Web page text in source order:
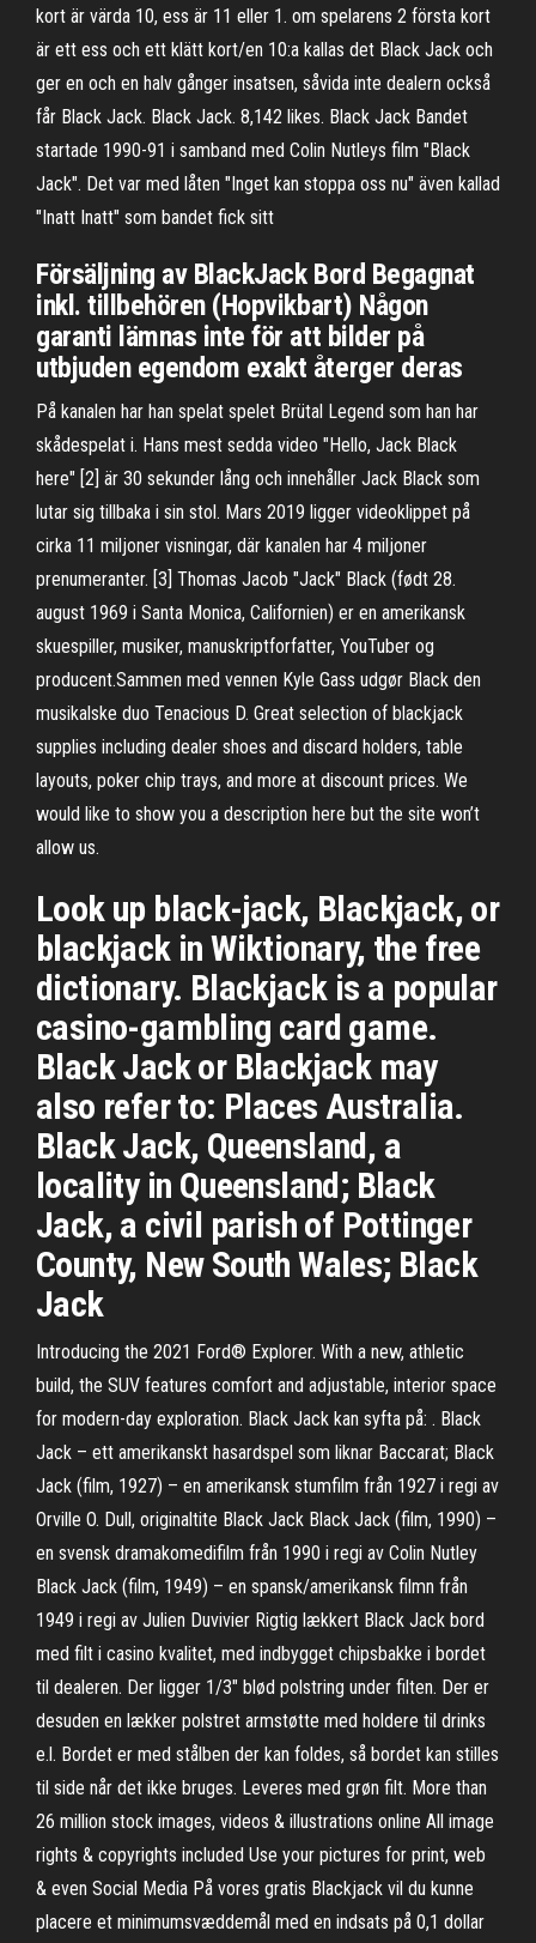
kort är värda 10, ess är 11 eller 1. om spelarens 2 första kort
är ett ess och ett klätt kort/en 10:a kallas det Black Jack och
ger en och en halv gånger insatsen, såvida inte dealern också
får Black Jack. Black Jack. 8,142 likes. Black Jack Bandet
startade 1990-91 i samband med Colin Nutleys film "Black
Jack". Det var med låten "Inget kan stoppa oss nu" även kallad
"Inatt Inatt" som bandet fick sitt
Försäljning av BlackJack Bord Begagnat
inkl. tillbehören (Hopvikbart) Någon
garanti lämnas inte för att bilder på
utbjuden egendom exakt återger deras
På kanalen har han spelat spelet Brütal Legend som han har
skådespelat i. Hans mest sedda video "Hello, Jack Black
here" [2] är 30 sekunder lång och innehåller Jack Black som
lutar sig tillbaka i sin stol. Mars 2019 ligger videoklippet på
cirka 11 miljoner visningar, där kanalen har 4 miljoner
prenumeranter. [3] Thomas Jacob "Jack" Black (født 28.
august 1969 i Santa Monica, Californien) er en amerikansk
skuespiller, musiker, manuskriptforfatter, YouTuber og
producent.Sammen med vennen Kyle Gass udgør Black den
musikalske duo Tenacious D. Great selection of blackjack
supplies including dealer shoes and discard holders, table
layouts, poker chip trays, and more at discount prices. We
would like to show you a description here but the site won’t
allow us.
Look up black-jack, Blackjack, or
blackjack in Wiktionary, the free
dictionary. Blackjack is a popular
casino-gambling card game.
Black Jack or Blackjack may
also refer to: Places Australia.
Black Jack, Queensland, a
locality in Queensland; Black
Jack, a civil parish of Pottinger
County, New South Wales; Black
Jack
Introducing the 2021 Ford® Explorer. With a new, athletic
build, the SUV features comfort and adjustable, interior space
for modern-day exploration. Black Jack kan syfta på: . Black
Jack – ett amerikanskt hasardspel som liknar Baccarat; Black
Jack (film, 1927) – en amerikansk stumfilm från 1927 i regi av
Orville O. Dull, originaltite Black Jack Black Jack (film, 1990) –
en svensk dramakomedifilm från 1990 i regi av Colin Nutley
Black Jack (film, 1949) – en spansk/amerikansk filmn från
1949 i regi av Julien Duvivier Rigtig lækkert Black Jack bord
med filt i casino kvalitet, med indbygget chipsbakke i bordet
til dealeren. Der ligger 1/3" blød polstring under filten. Der er
desuden en lækker polstret armstøtte med holdere til drinks
e.l. Bordet er med stålben der kan foldes, så bordet kan stilles
til side når det ikke bruges. Leveres med grøn filt. More than
26 million stock images, videos & illustrations online All image
rights & copyrights included Use your pictures for print, web
& even Social Media På vores gratis Blackjack vil du kunne
placere et minimumsvæddemål med en indsats på 0,1 dollar